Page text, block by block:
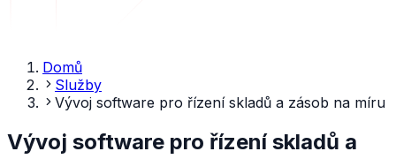
Domů
Služby
Vývoj software pro řízení skladů a zásob na míru
Vývoj software pro řízení skladů a